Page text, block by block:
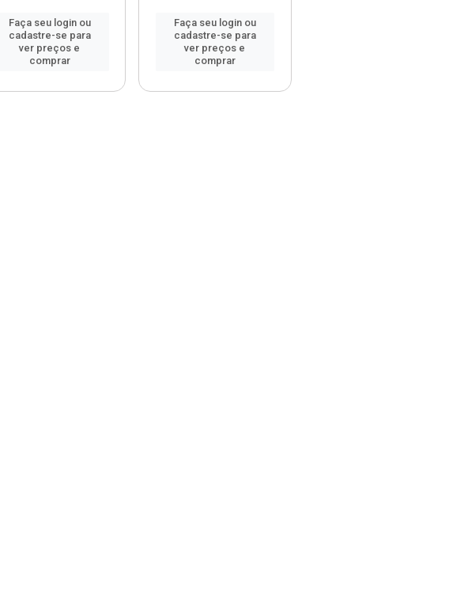
Faça seu login ou
cadastre-se para
ver preços e
comprar
Faça seu login ou
cadastre-se para
ver preços e
comprar